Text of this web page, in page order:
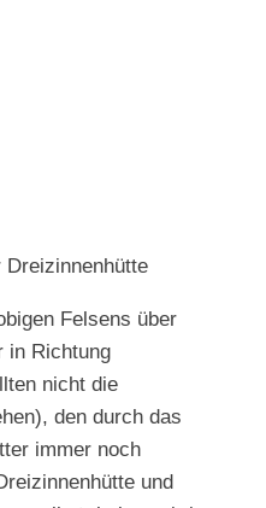
Felsens über
in Richtung
nicht die
den durch das
immer noch
und